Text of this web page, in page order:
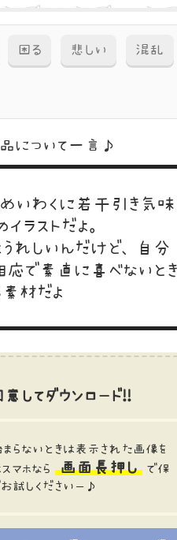
困る 悲しい 混乱
に ついて一言♪
いわくに若干引き気味
イラストだよ。
れしいんだけど、自分
で素直に喜べないと
材だよ
してダウンロード!!
らないときは表示された画像を
マホなら 画面長押し
で保
試しくださいー♪